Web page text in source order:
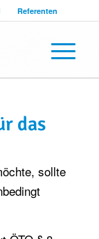
Referenten
das
sollte